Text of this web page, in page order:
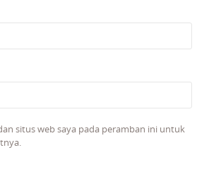
situs web saya pada peramban ini untuk